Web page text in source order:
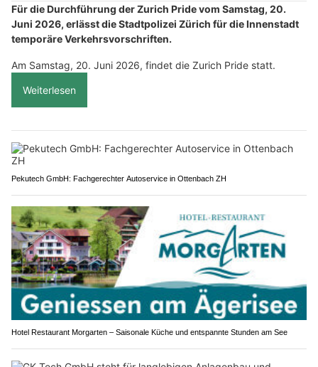
Für die Durchführung der Zurich Pride vom Samstag, 20.
Juni 2026, erlässt die Stadtpolizei Zürich für die Innenstadt
temporäre Verkehrsvorschriften.
Am Samstag, 20. Juni 2026, findet die Zurich Pride statt.
Weiterlesen
Pekutech GmbH: Fachgerechter Autoservice in Ottenbach ZH
Hotel Restaurant Morgarten – Saisonale Küche und entspannte Stunden am See